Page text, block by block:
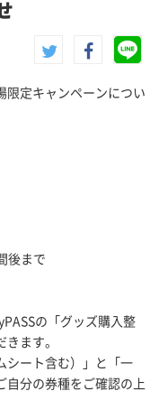
限定キャンペーンについ
後まで
の「グッズ購入整
ます。
シート含む）」と「一
自分の券種をご確認の上